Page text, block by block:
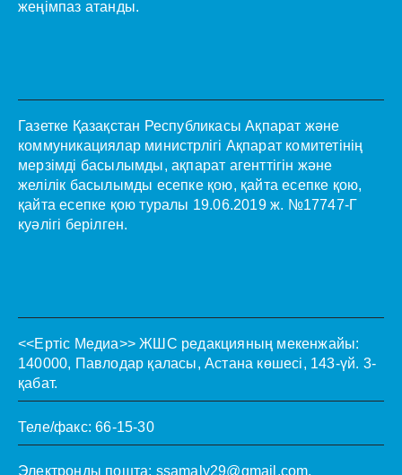
жеңімпаз атанды.
Газетке Қазақстан Республикасы Ақпарат және
коммуникациялар министрлігі Ақпарат комитетінің
мерзімді басылымды, ақпарат агенттігін және
желілік басылымды есепке қою, қайта есепке қою,
қайта есепке қою туралы 19.06.2019 ж. №17747-Г
куәлігі берілген.
<<Ертіс Медиа>> ЖШС редакцияның мекенжайы:
140000, Павлодар қаласы, Астана көшесі, 143-үй. 3-
қабат.
Теле/факс: 66-15-30
Электронды пошта: ssamaly29@gmail.com.